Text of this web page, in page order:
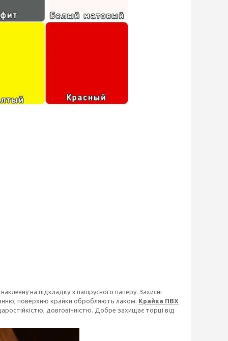
на підкладку з папірусного паперу. Захисні
поверхню крайки обробляють лаком. Крайка ПВХ
довговічністю. Добре захищає торці від